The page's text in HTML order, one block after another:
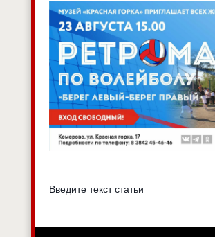
Введите текст статьи